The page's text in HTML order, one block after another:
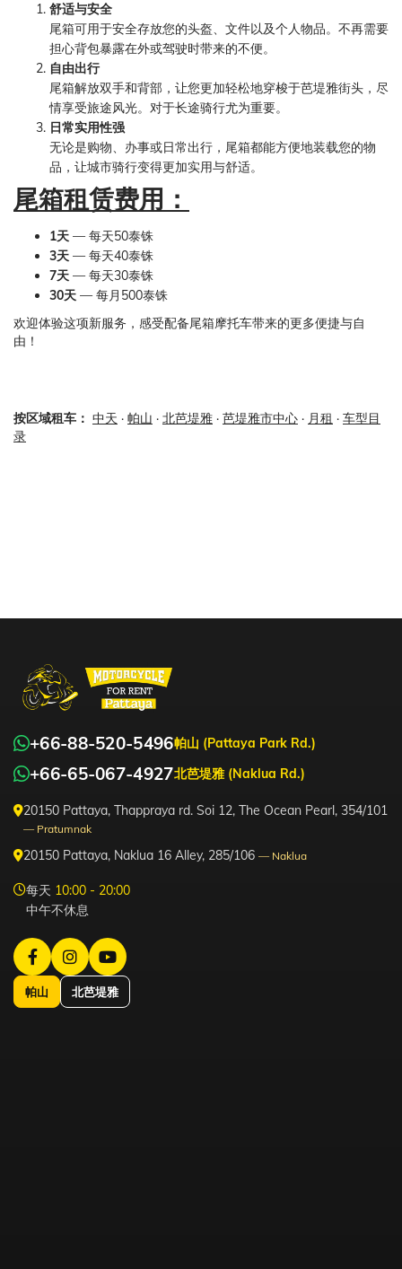
舒适与安全
尾箱可用于安全存放您的头盔、文件以及个人物品。不再需要
担心背包暴露在外或驾驶时带来的不便。
自由出行
尾箱解放双手和背部，让您更加轻松地穿梭于芭堤雅街头，尽
情享受旅途风光。对于长途骑行尤为重要。
日常实用性强
无论是购物、办事或日常出行，尾箱都能方便地装载您的物
品，让城市骑行变得更加实用与舒适。
尾箱租赁费用：
1天 — 每天50泰铢
3天 — 每天40泰铢
7天 — 每天30泰铢
30天 — 每月500泰铢
欢迎体验这项新服务，感受配备尾箱摩托车带来的更多便捷与自
由！
按区域租车： 中天 · 帕山 · 北芭堤雅 · 芭堤雅市中心 · 月租 · 车型目
录
+66-88-520-5496帕山 (Pattaya Park Rd.)
+66-65-067-4927北芭堤雅 (Naklua Rd.)
20150 Pattaya, Thappraya rd. Soi 12, The Ocean Pearl, 354/101
— Pratumnak
20150 Pattaya, Naklua 16 Alley, 285/106 — Naklua
每天 10:00 - 20:00
中午不休息
帕山 北芭堤雅